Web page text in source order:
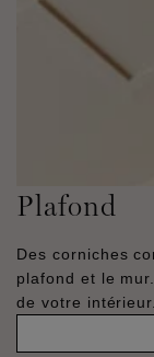
Plafond
Des corniches
plafond et le
de votre intérieur.